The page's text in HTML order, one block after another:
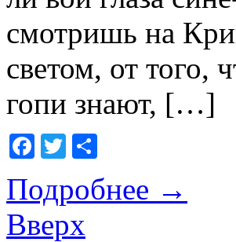
смотришь на
светом, от того,
гопи знают, […]
Facebook
Twitter
Подробнее →
Вверх